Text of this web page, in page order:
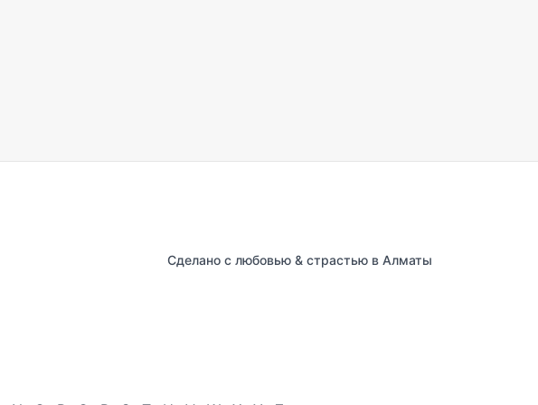
Сделано с любовью & страстью в Алматы